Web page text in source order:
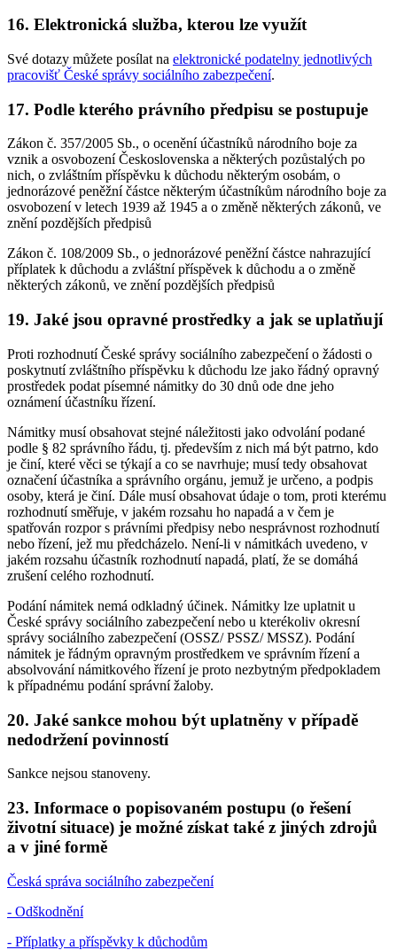
16. Elektronická služba, kterou lze využít
Své dotazy můžete posílat na elektronické podatelny jednotlivých
pracovišť České správy sociálního zabezpečení.
17. Podle kterého právního předpisu se postupuje
Zákon č. 357/2005 Sb., o ocenění účastníků národního boje za
vznik a osvobození Československa a některých pozůstalých po
nich, o zvláštním příspěvku k důchodu některým osobám, o
jednorázové peněžní částce některým účastníkům národního boje za
osvobození v letech 1939 až 1945 a o změně některých zákonů, ve
znění pozdějších předpisů
Zákon č. 108/2009 Sb., o jednorázové peněžní částce nahrazující
příplatek k důchodu a zvláštní příspěvek k důchodu a o změně
některých zákonů, ve znění pozdějších předpisů
19. Jaké jsou opravné prostředky a jak se uplatňují
Proti rozhodnutí České správy sociálního zabezpečení o žádosti o
poskytnutí zvláštního příspěvku k důchodu lze jako řádný opravný
prostředek podat písemné námitky do 30 dnů ode dne jeho
oznámení účastníku řízení.
Námitky musí obsahovat stejné náležitosti jako odvolání podané
podle § 82 správního řádu, tj. především z nich má být patrno, kdo
je činí, které věci se týkají a co se navrhuje; musí tedy obsahovat
označení účastníka a správního orgánu, jemuž je určeno, a podpis
osoby, která je činí. Dále musí obsahovat údaje o tom, proti kterému
rozhodnutí směřuje, v jakém rozsahu ho napadá a v čem je
spatřován rozpor s právními předpisy nebo nesprávnost rozhodnutí
nebo řízení, jež mu předcházelo. Není-li v námitkách uvedeno, v
jakém rozsahu účastník rozhodnutí napadá, platí, že se domáhá
zrušení celého rozhodnutí.
Podání námitek nemá odkladný účinek. Námitky lze uplatnit u
České správy sociálního zabezpečení nebo u kterékoliv okresní
správy sociálního zabezpečení (OSSZ/ PSSZ/ MSSZ). Podání
námitek je řádným opravným prostředkem ve správním řízení a
absolvování námitkového řízení je proto nezbytným předpokladem
k případnému podání správní žaloby.
20. Jaké sankce mohou být uplatněny v případě
nedodržení povinností
Sankce nejsou stanoveny.
23. Informace o popisovaném postupu (o řešení
životní situace) je možné získat také z jiných zdrojů
a v jiné formě
Česká správa sociálního zabezpečení
- Odškodnění
- Příplatky a příspěvky k důchodům